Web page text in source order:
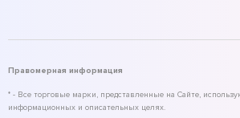
Правомерная информация
* - Все торговые марки, представленные на Сайте,
информационных и описательных целях.